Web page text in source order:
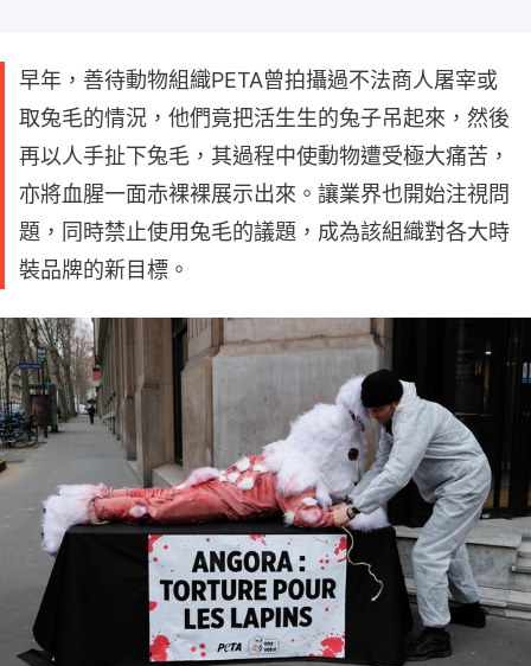
早年，善待動物組織PETA曾拍攝過不法商人屠宰或
取兔毛的情況，他們竟把活生生的兔子吊起來，然後
再以人手扯下兔毛，其過程中使動物遭受極大痛苦，
亦將血腥一面赤裸裸展示出來。讓業界也開始注視問
題，同時禁止使用兔毛的議題，成為該組織對各大時
裝品牌的新目標。